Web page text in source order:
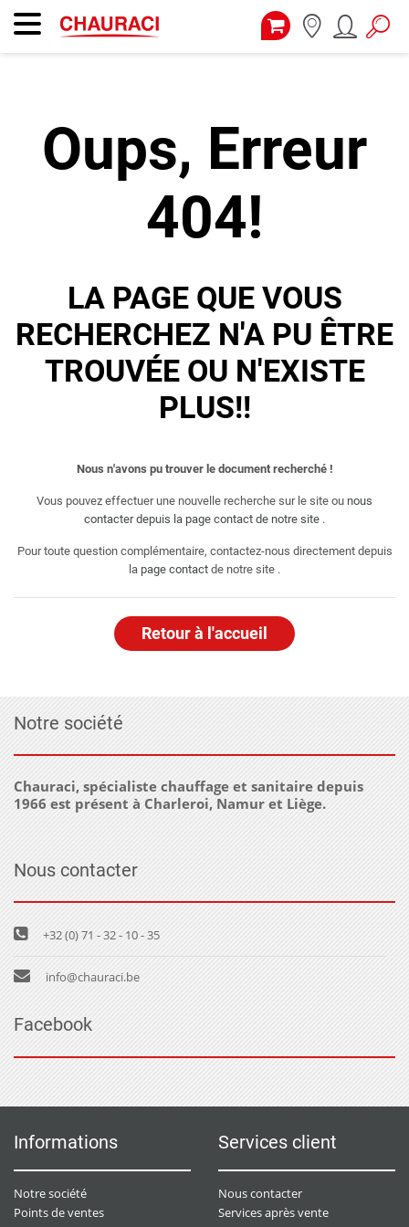
Oups, Erreur
404!
LA PAGE QUE VOUS
RECHERCHEZ N'A PU ÊTRE
TROUVÉE OU N'EXISTE
PLUS!!
Nous n'avons pu trouver le document recherché !
Vous pouvez effectuer une nouvelle recherche sur le site ou nous
contacter depuis la page contact de notre site .
Pour toute question complémentaire, contactez-nous directement depuis
la page contact de notre site .
Retour à l'accueil
Notre société
Chauraci, spécialiste chauffage et sanitaire depuis
1966 est présent à Charleroi, Namur et Liège.
Nous contacter
+32 (0) 71 - 32 - 10 - 35
info@chauraci.be
Facebook
Informations
Notre société
Points de ventes
Services client
Nous contacter
Services après vente